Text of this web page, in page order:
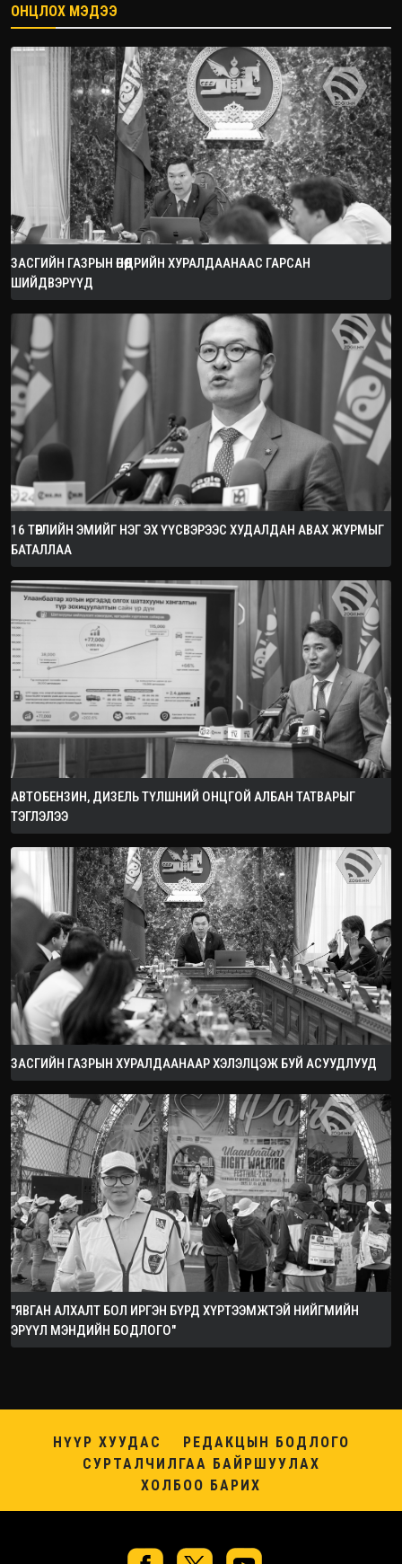
2026.09.05
ОНЦЛОХ МЭДЭЭ
ЗАСГИЙН ГАЗРЫН ӨНӨӨДРИЙН ХУРАЛДААНААС ГАРСАН
ШИЙДВЭРҮҮД
16 ТӨРЛИЙН ЭМИЙГ НЭГ ЭХ ҮҮСВЭРЭЭС ХУДАЛДАН АВАХ ЖУРМЫГ
БАТАЛЛАА
АВТОБЕНЗИН, ДИЗЕЛЬ ТҮЛШНИЙ ОНЦГОЙ АЛБАН ТАТВАРЫГ
ТЭГЛЭЛЭЭ
ЗАСГИЙН ГАЗРЫН ХУРАЛДААНААР ХЭЛЭЛЦЭЖ БУЙ АСУУДЛУУД
"ЯВГАН АЛХАЛТ БОЛ ИРГЭН БҮРД ХҮРТЭЭМЖТЭЙ НИЙГМИЙН
ЭРҮҮЛ МЭНДИЙН БОДЛОГО"
НҮҮР ХУУДАС
РЕДАКЦЫН БОДЛОГО
СУРТАЛЧИЛГАА БАЙРШУУЛАХ
ХОЛБОО БАРИХ